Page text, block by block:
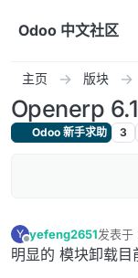
Odoo 中文社区
主页 版块
Openerp
Odoo 新手求助 3
Y
离线
yefeng2651发表于
最后由
明显的 模块卸载目